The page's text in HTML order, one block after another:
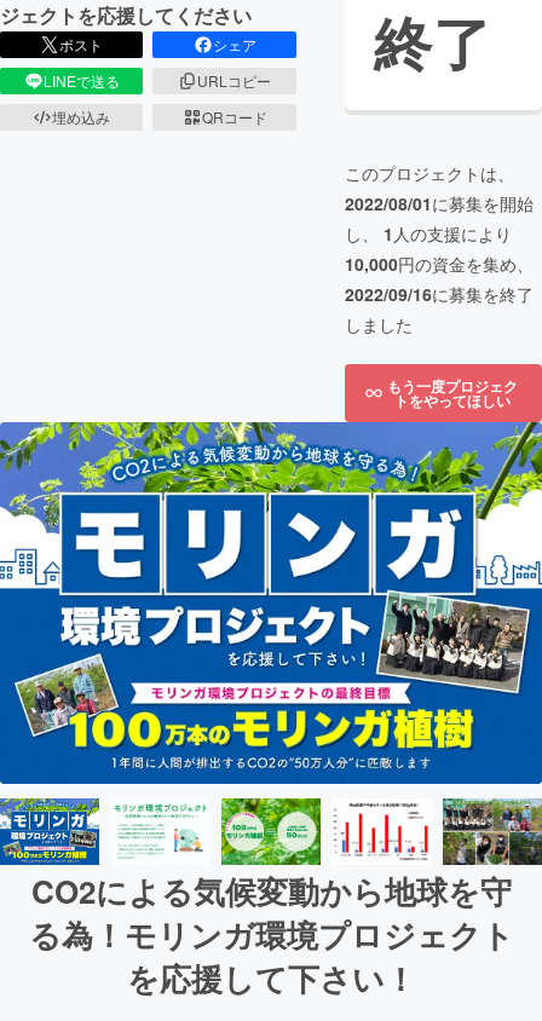
ジェクトを応援してください
ポスト
シェア
LINEで送る
URLコピー
埋め込み
QRコード
終了
このプロジェクトは、
2022/08/01に募集を開始
し、 1 人の支援により
10,000円の資金を集め、
2022/09/16に募集を終了
しました
もう一度プロジェク
トをやってほしい
CO2による気候変動から地球を守
る為！モリンガ環境プロジェクト
を応援して下さい！